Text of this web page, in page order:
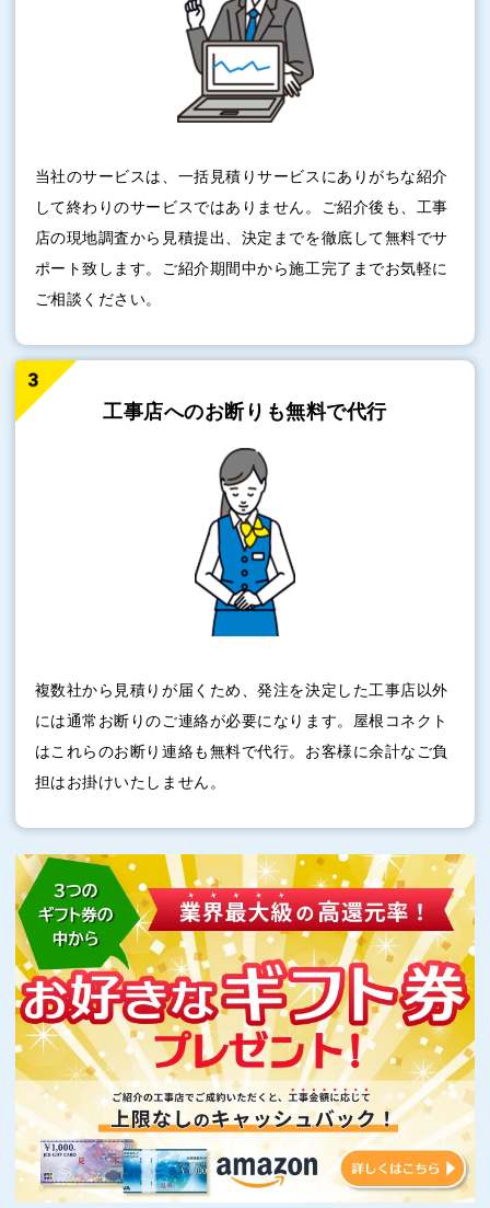
当社のサービスは、一括見積りサービスにありがちな紹介
して終わりのサービスではありません。ご紹介後も、工事
店の現地調査から見積提出、決定までを徹底して無料でサ
ポート致します。ご紹介期間中から施工完了までお気軽に
ご相談ください。
工事店へのお断りも無料で代行
複数社から見積りが届くため、発注を決定した工事店以外
には通常お断りのご連絡が必要になります。屋根コネクト
はこれらのお断り連絡も無料で代行。お客様に余計なご負
担はお掛けいたしません。